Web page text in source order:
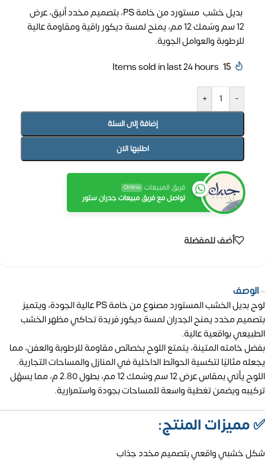
بديل خشب مستورد من خامة PS، بتصميم مخدد أنيق، عرض
12 سم وسُمك 12 مم، يمنح لمسة ديكور راقية ومقاومة عالية
للرطوبة والعوامل الجوية.
15
Items sold in last 24 hours
-
+
إضافة إلى السلة
اطلبها الان
فريق المبيعات Online
تواصل مع فريق مبيعات جدران ستور
أضف للمفضلة
الوصف
لوح بديل الخشب المستورد مصنوع من خامة PS عالية الجودة، ويتميز
بتصميم مخدد يمنح الجدران لمسة ديكور فريدة تحاكي مظهر الخشب
الطبيعي بواقعية عالية.
بفضل خامته المتينة، يتمتع اللوح بخصائص مقاومة للرطوبة والعفن، مما
يجعله مثاليًا لتكسية الحوائط الداخلية في المنازل والمساحات التجارية.
اللوح يأتي بمقاس عرض 12 سم وسُمك 12 مم، بطول 2.80 م، مما يسهّل
تركيبه ويضمن تغطية واسعة للمساحات بجودة واستمرارية.
✅مميزات المنتج:
شكل خشبي واقعي بتصميم مخدد جذاب